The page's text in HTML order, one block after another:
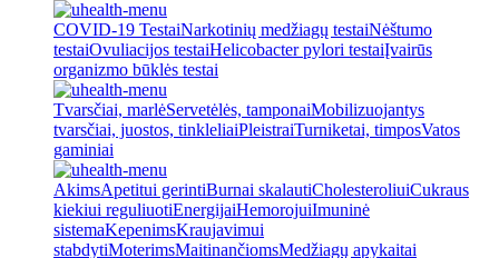
COVID-19 TestaiNarkotinių medžiagų testaiNėštumo
testaiOvuliacijos testaiHelicobacter pylori testaiĮvairūs
organizmo būklės testai
Tvarsčiai, marlėServetėlės, tamponaiMobilizuojantys
tvarsčiai, juostos, tinkleliaiPleistraiTurniketai, timposVatos
gaminiai
AkimsApetitui gerintiBurnai skalautiCholesteroliuiCukraus
kiekiui reguliuotiEnergijaiHemorojuiImuninė
sistemaKepenimsKraujavimui
stabdytiMoterimsMaitinančiomsMedžiagų apykaitai